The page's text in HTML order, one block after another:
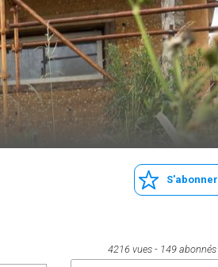
S'abonner
4216 vues 149 abonnés